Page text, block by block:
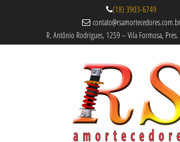
(18) 3903-6749
contato@rsamortecedores.com.br
R. Antônio Rodrigues, 1259 – Vila Formosa,